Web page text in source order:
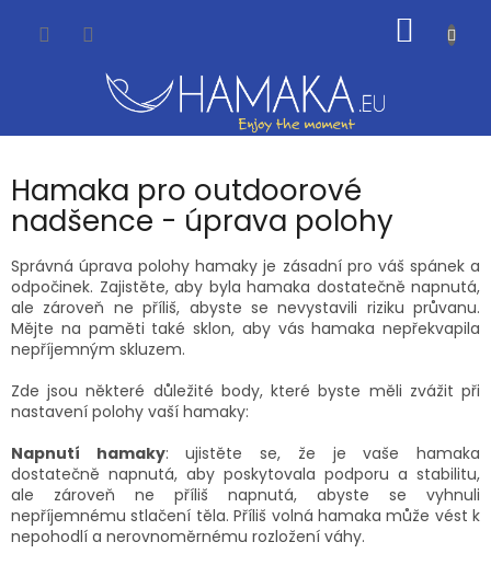
KOŠÍK
Hamaka pro outdoorové
nadšence - úprava polohy
Správná úprava polohy hamaky je zásadní pro váš spánek a
odpočinek. Zajistěte, aby byla hamaka dostatečně napnutá,
ale zároveň ne příliš, abyste se nevystavili riziku průvanu.
Mějte na paměti také sklon, aby vás hamaka nepřekvapila
nepříjemným skluzem.
Zde jsou některé důležité body, které byste měli zvážit při
nastavení polohy vaší hamaky:
Napnutí hamaky: ujistěte se, že je vaše hamaka
dostatečně napnutá, aby poskytovala podporu a stabilitu,
ale zároveň ne příliš napnutá, abyste se vyhnuli
nepříjemnému stlačení těla. Příliš volná hamaka může vést k
nepohodlí a nerovnoměrnému rozložení váhy.